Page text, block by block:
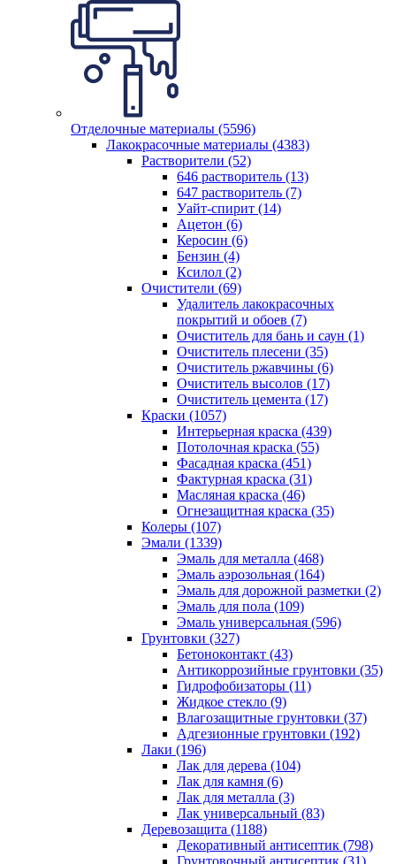
Отделочные материалы (5596)
Лакокрасочные материалы (4383)
Растворители (52)
646 растворитель (13)
647 растворитель (7)
Уайт-спирит (14)
Ацетон (6)
Керосин (6)
Бензин (4)
Ксилол (2)
Очистители (69)
Удалитель лакокрасочных
покрытий и обоев (7)
Очиститель для бань и саун (1)
Очиститель плесени (35)
Очиститель ржавчины (6)
Очиститель высолов (17)
Очиститель цемента (17)
Краски (1057)
Интерьерная краска (439)
Потолочная краска (55)
Фасадная краска (451)
Фактурная краска (31)
Масляная краска (46)
Огнезащитная краска (35)
Колеры (107)
Эмали (1339)
Эмаль для металла (468)
Эмаль аэрозольная (164)
Эмаль для дорожной разметки (2)
Эмаль для пола (109)
Эмаль универсальная (596)
Грунтовки (327)
Бетоноконтакт (43)
Антикоррозийные грунтовки (35)
Гидрофобизаторы (11)
Жидкое стекло (9)
Влагозащитные грунтовки (37)
Адгезионные грунтовки (192)
Лаки (196)
Лак для дерева (104)
Лак для камня (6)
Лак для металла (3)
Лак универсальный (83)
Деревозащита (1188)
Декоративный антисептик (798)
Грунтовочный антисептик (31)